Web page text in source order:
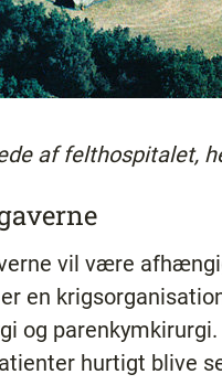
af felthospitalet,
vil være
en
og
hurtigt blive